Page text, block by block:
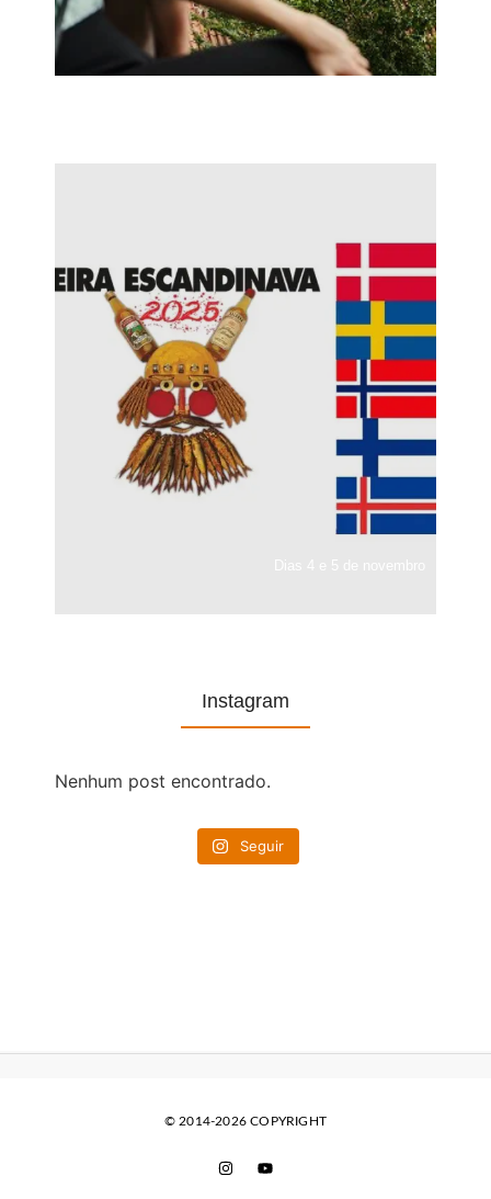
Instagram
Nenhum post encontrado.
Seguir
© 2014-2026 COPYRIGHT